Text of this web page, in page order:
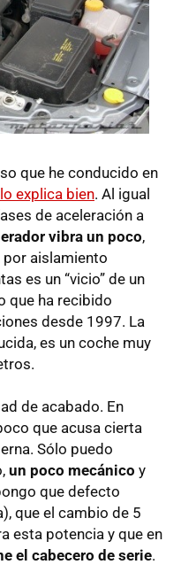
que he conducido en
explica bien. Al igual
de aceleración a
vibra un poco,
aislamiento
es un “vicio” de un
que ha recibido
desde 1997. La
es un coche muy
de acabado. En
que acusa cierta
Sólo puedo
un poco mecánico y
que defecto
que el cambio de 5
esta potencia y que en
el cabecero de serie.